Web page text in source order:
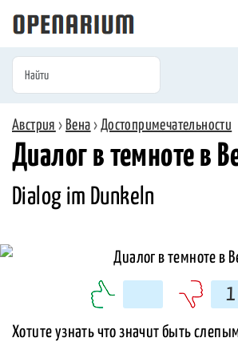
Австрия › Вена › Достопримечательности
Диалог в темноте в
Dialog im Dunkeln
1
Хотите узнать что значит быть